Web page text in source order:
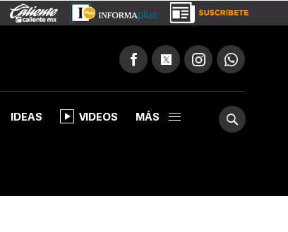
IDEAS VIDEOS MÁS